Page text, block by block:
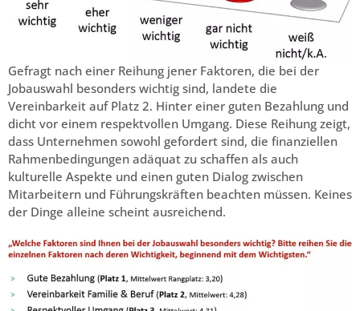
Gefragt nach einer Reihung jener Faktoren, die bei der
Jobauswahl besonders wichtig sind, landete die
Vereinbarkeit auf Platz 2. Hinter einer guten Bezahlung und
dicht vor einem respektvollen Umgang. Diese Reihung zeigt,
dass Unternehmen sowohl gefordert sind, die finanziellen
Rahmenbedingungen adäquat zu schaffen als auch
kulturelle Aspekte und einen guten Dialog zwischen
Mitarbeitern und Führungskräften beachten müssen. Keines
der Dinge alleine scheint ausreichend.